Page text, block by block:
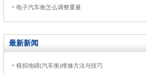
+ 电子汽车衡怎么调整重量
最新新闻
+ 模拟地磅(汽车衡)维修方法与技巧